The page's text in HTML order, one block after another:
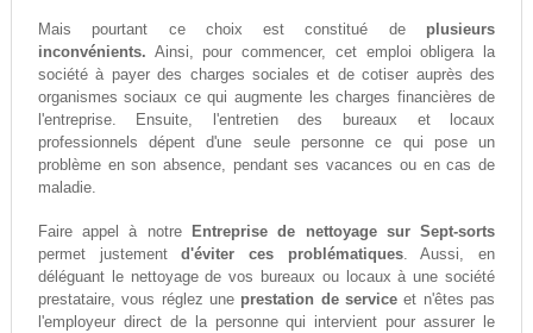
Mais pourtant ce choix est constitué de plusieurs
inconvénients. Ainsi, pour commencer, cet emploi obligera la
société à payer des charges sociales et de cotiser auprès des
organismes sociaux ce qui augmente les charges financières de
l'entreprise. Ensuite, l'entretien des bureaux et locaux
professionnels dépent d'une seule personne ce qui pose un
problème en son absence, pendant ses vacances ou en cas de
maladie.
Faire appel à notre
Entreprise de nettoyage sur Sept-sorts
permet justementd'éviter ces problématiques. Aussi, en
déléguant le nettoyage de vos bureaux ou locaux à une société
prestataire, vous réglez une prestation de service et n'êtes pas
l'employeur direct de la personne qui intervient pour assurer le